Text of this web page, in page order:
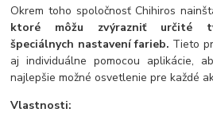
Okrem toho spoločnosť Chihiros
ktoré môžu zvýrazniť určité
špeciálnych nastavení farieb. Tieto
aj individuálne pomocou aplikácie,
najlepšie možné osvetlenie pre každé
Vlastnosti: